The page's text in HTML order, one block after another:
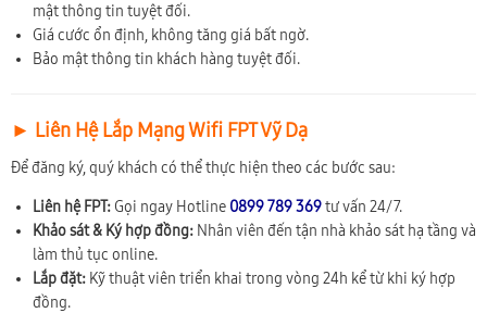
mật thông tin tuyệt đối.
Giá cước ổn định, không tăng giá bất ngờ.
Bảo mật thông tin khách hàng tuyệt đối.
► Liên Hệ Lắp Mạng Wifi FPT Vỹ Dạ
Để đăng ký, quý khách có thể thực hiện theo các bước sau:
Liên hệ FPT: Gọi ngay Hotline 0899 789 369tư vấn 24/7.
Khảo sát & Ký hợp đồng: Nhân viên đến tận nhà khảo sát hạ tầng và
làm thủ tục online.
Lắp đặt: Kỹ thuật viên triển khai trong vòng 24h kể từ khi ký hợp
đồng.